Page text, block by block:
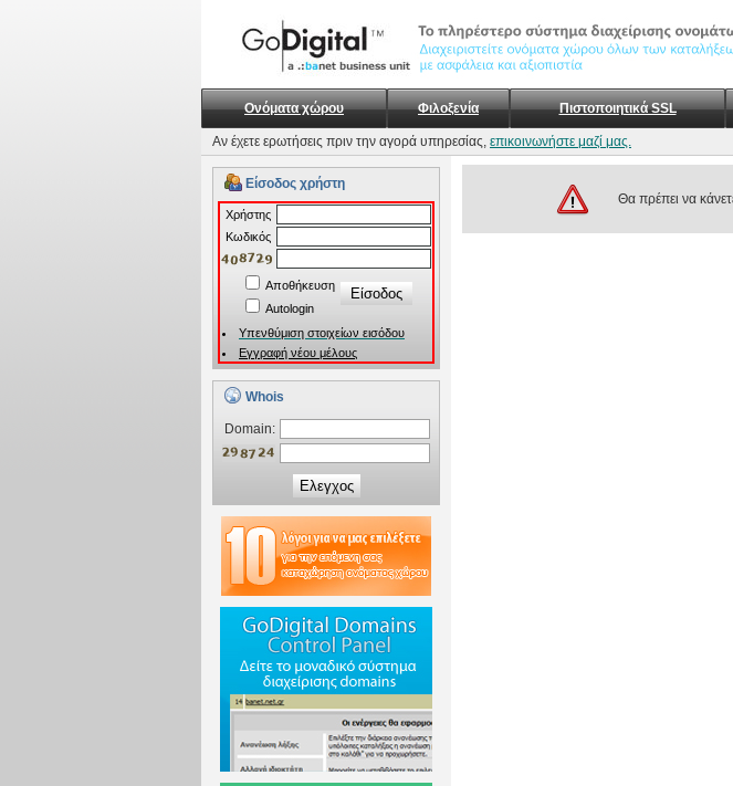
Ονόματα χώρου Φιλοξενία Πιστοποιητικά SSL
Αν έχετε ερωτήσεις πριν την αγορά υπηρεσίας, επικοινωνήστε μαζί μας.
Είσοδος χρήστη
Xρήστης
Kωδικός
Αποθήκευση
Autologin
Υπενθύμιση στοιχείων εισόδου
Εγγραφή νέου μέλους
Whois
Domain:
Ελεγχος
Θα πρέπει να